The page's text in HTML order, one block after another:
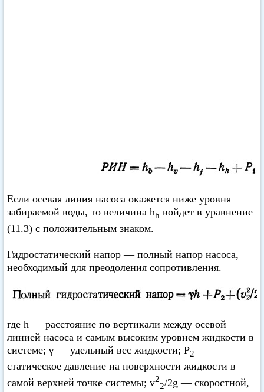
Если осевая линия насоса окажется ниже уровня
забираемой воды, то величина hh войдет в уравнение
(11.3) с положительным знаком.
Гидростатический напор — полный напор насоса,
необходимый для преодоления сопротивления.
где h — расстояние по вертикали между осевой
линией насоса и самым высоким уровнем жидкости в
системе; γ — удельный вес жидкости; Р2 —
статическое давление на поверхности жидкости в
самой верхней точке системы; v2
2/2g — скоростной,